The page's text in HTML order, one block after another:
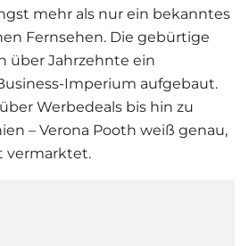
mehr als nur ein bekanntes
Fernsehen. Die gebürtige
über Jahrzehnte ein
Imperium aufgebaut.
Werbedeals bis hin zu
– Verona Pooth weiß genau,
vermarktet.